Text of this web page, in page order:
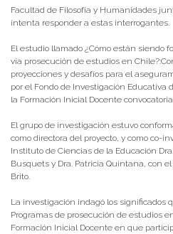
Facultad de Filosofía y Humanidades
intenta responder a estas interrogantes.
El estudio llamado ¿Cómo están siendo
vía prosecución de estudios en
proyecciones y desafíos para el
por el Fondo de Investigación Educativa
la Formación Inicial Docente convocatoria
El grupo de investigación estuvo
como directora del proyecto, y como co-
Instituto de Ciencias de la Educación
Busquets y Dra. Patricia Quintana, con
Brito.
La investigación indagó los significados
Programas de prosecución de estudios
Formación Inicial Docente en que